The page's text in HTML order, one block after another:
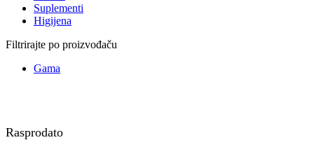
Suplementi
Higijena
Filtrirajte po proizvođaču
Gama
Rasprodato